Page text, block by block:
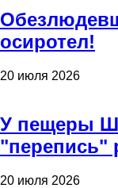
осиротел!
20 июля 2026
У пещеры
"перепись"
20 июля 2026